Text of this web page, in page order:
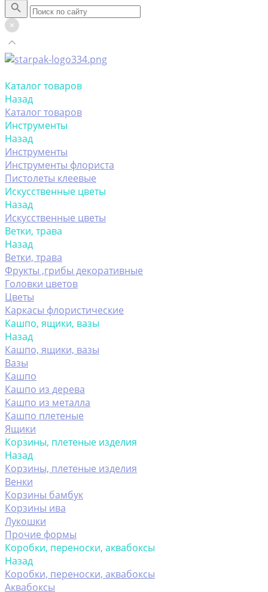
Каталог товаров
Назад
Каталог товаров
Инструменты
Назад
Инструменты
Инструменты флориста
Пистолеты клеевые
Искусственные цветы
Назад
Искусственные цветы
Ветки, трава
Назад
Ветки, трава
Фрукты ,грибы декоративные
Головки цветов
Цветы
Каркасы флористические
Кашпо, ящики, вазы
Назад
Кашпо, ящики, вазы
Вазы
Кашпо
Кашпо из дерева
Кашпо из металла
Кашпо плетеные
Ящики
Корзины, плетеные изделия
Назад
Корзины, плетеные изделия
Венки
Корзины бамбук
Корзины ива
Лукошки
Прочие формы
Коробки, переноски, аквабоксы
Назад
Коробки, переноски, аквабоксы
Аквабоксы